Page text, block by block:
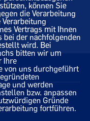
Die Verwaltung
zu informieren.
dass der
können Sie
die Verarbeitung
Vertrags mit Ihnen
der nachfolgenden
wird. Bei
bitten wir um
Ihre
von uns durchgeführt
und werden
bzw. anpassen
Gründe
fortführen.